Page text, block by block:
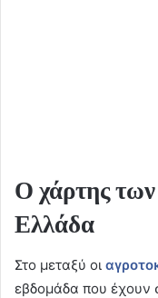
Ο χάρτης
Ελλάδα
Στο μεταξύ οι
εβδομάδα που έχουν